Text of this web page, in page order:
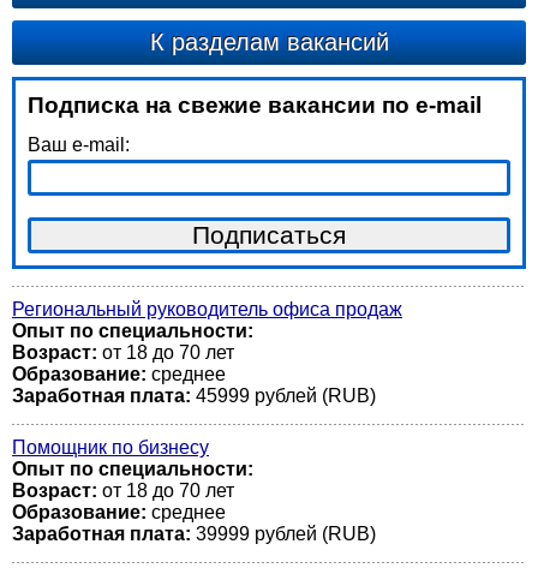
К разделам вакансий
Подписка на свежие вакансии по e-mail
Ваш e-mail:
Региональный руководитель офиса продаж
Опыт по специальности:
Возраст: от 18 до 70 лет
Образование: среднее
Заработная плата: 45999 рублей (RUB)
Помощник по бизнесу
Опыт по специальности:
Возраст: от 18 до 70 лет
Образование: среднее
Заработная плата: 39999 рублей (RUB)